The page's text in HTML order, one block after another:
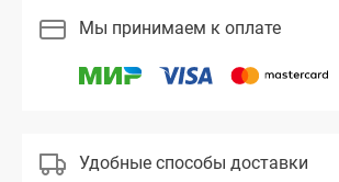
Мы принимаем к оплате
Удобные способы доставки